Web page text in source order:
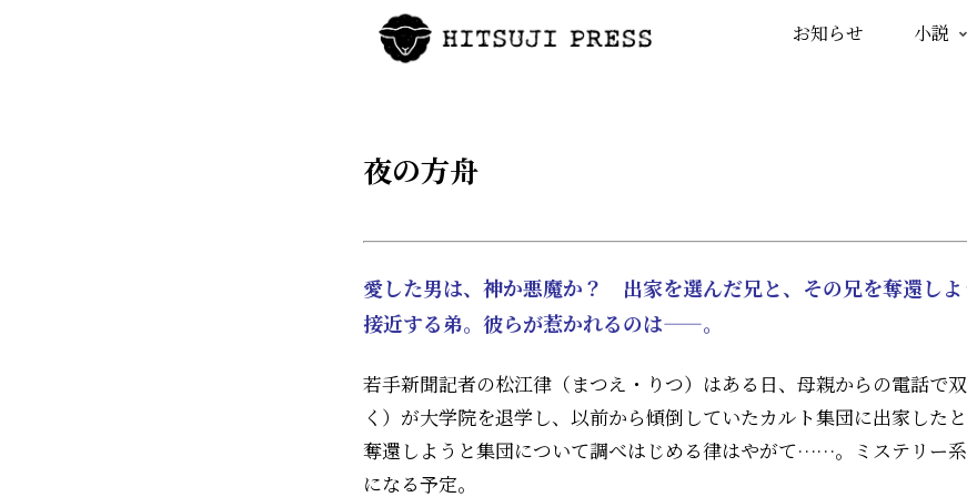
お知らせ 小説
夜の方舟
愛した男は、神か悪魔か？ 出家を選んだ兄と、その兄を奪還し
接近する弟。彼らが惹かれるのは——。
若手新聞記者の松江律（まつえ・りつ）はある日、母親からの電話で
く）が大学院を退学し、以前から傾倒していたカルト集団に出家した
奪還しようと集団について調べはじめる律はやがて……。ミステリー
になる予定。